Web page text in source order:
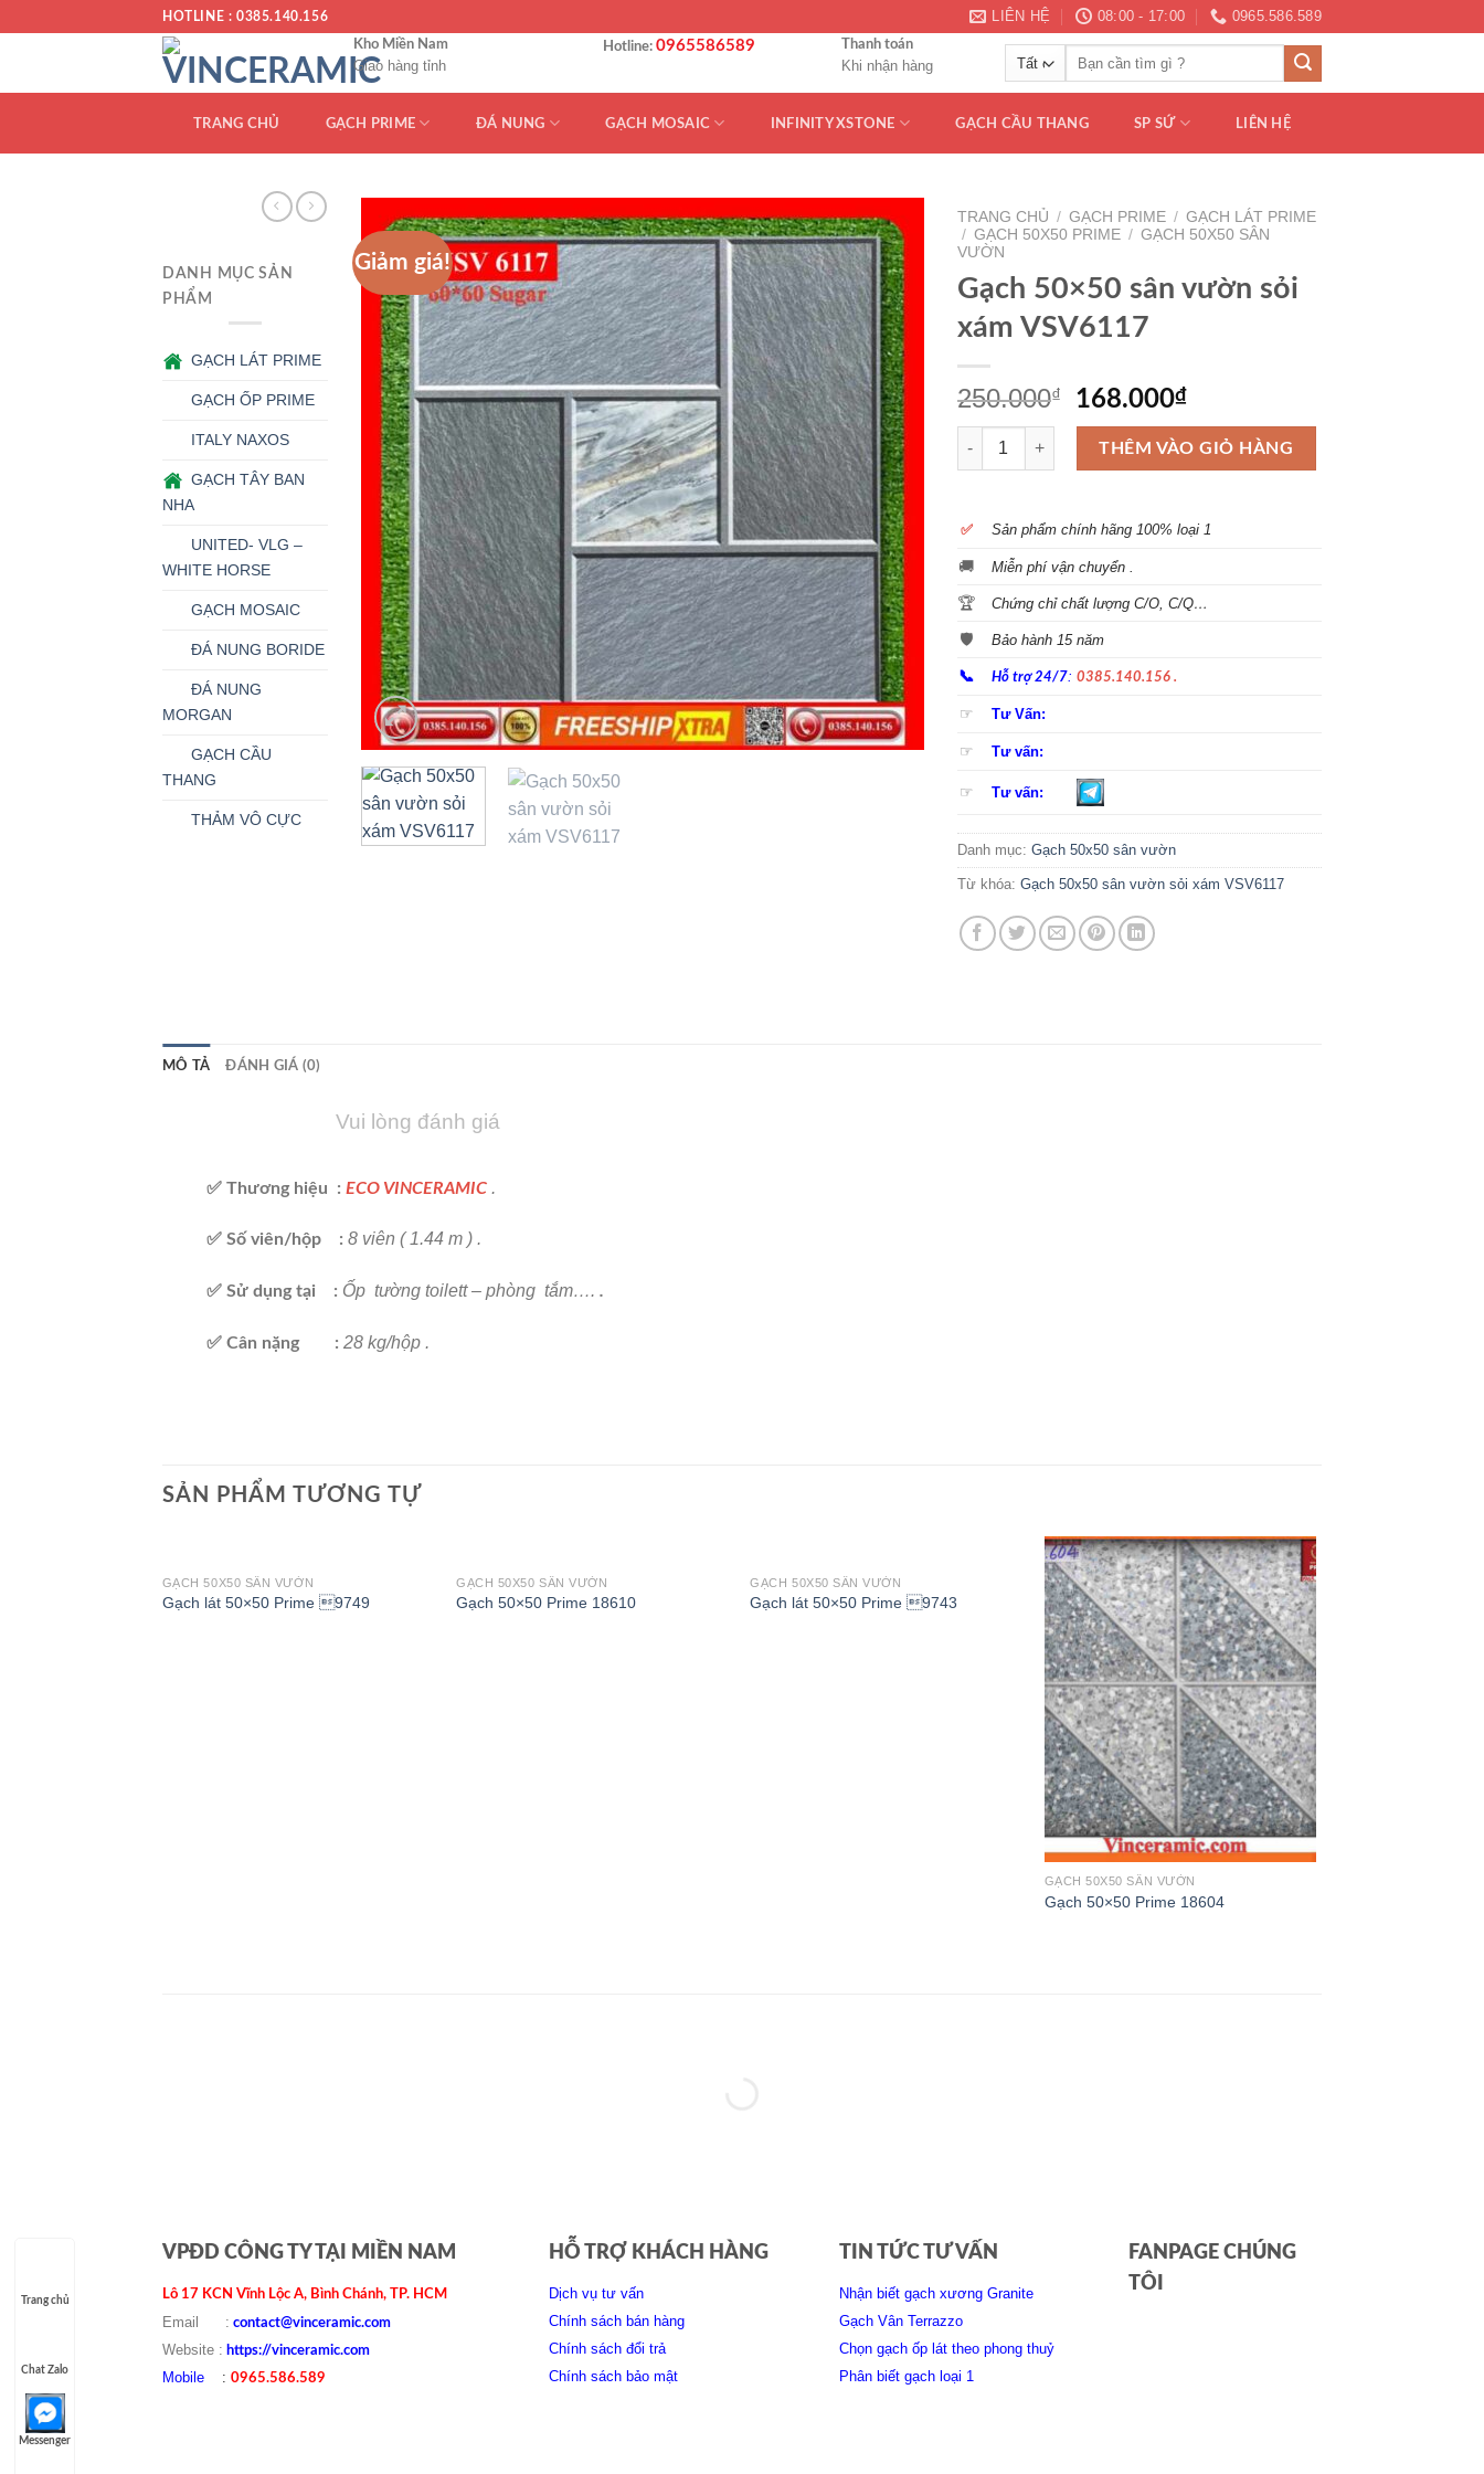
dung
HOTLINE : 0385.140.156 LIÊN HỆ 08:00 - 17:00 0965.586.589
Kho Miền Nam
Giao hàng tỉnh
Hotline: 0965586589 Thanh toán
Khi nhận hàng
kiếm:
TRANG CHỦ GẠCH PRIME ĐÁ NUNG GẠCH MOSAIC INFINITY XSTONE GẠCH CẦU THANG SP SỨ LIÊN HỆ
DANH MỤC SẢN
PHẨM
GẠCH LÁT PRIME
GẠCH ỐP PRIME
ITALY NAXOS
GẠCH TÂY BAN
NHA
UNITED- VLG –
WHITE HORSE
GẠCH MOSAIC
ĐÁ NUNG BORIDE
ĐÁ NUNG
MORGAN
GẠCH CẦU
THANG
THẢM VÔ CỰC
Giảm giá!
TRANG CHỦ / GẠCH PRIME / GẠCH LÁT PRIME
/ GẠCH 50X50 PRIME / GẠCH 50X50 SÂN
VƯỜN
Gạch 50×50 sân vườn sỏi
xám VSV6117
250.000₫ 168.000₫
Gạch 50x50 sân vườn sỏi xám VSV6117 số lượng
THÊM VÀO GIỎ HÀNG
✅ Sản phẩm chính hãng 100% loại 1
🚚 Miễn phí vận chuyển .
🏆 Chứng chỉ chất lượng C/O, C/Q…
🛡️ Bảo hành 15 năm
📞 Hỗ trợ 24/7:0385.140.156 .
☞ Tư Vấn:
☞ Tư vấn:
☞ Tư vấn:
Danh mục: Gạch 50x50 sân vườn
Từ khóa: Gạch 50x50 sân vườn sỏi xám VSV6117
MÔ TẢ ĐÁNH GIÁ (0)
Vui lòng đánh giá
✅ Thương hiệu : ECO VINCERAMIC .
✅ Số viên/hộp : 8 viên ( 1.44 m ) .
✅ Sử dụng tại : Ốp tường toilett – phòng tắm…. .
✅ Cân nặng : 28 kg/hộp .
SẢN PHẨM TƯƠNG TỰ
GẠCH 50X50 SÂN VƯỜN
Gạch lát 50×50 Prime 9749
GẠCH 50X50 SÂN VƯỜN
Gạch 50×50 Prime 18610
GẠCH 50X50 SÂN VƯỜN
Gạch lát 50×50 Prime 9743
GẠCH 50X50 SÂN VƯỜN
Gạch 50×50 Prime 18604
VPĐD CÔNG TY TẠI MIỀN NAM
Lô 17 KCN Vĩnh Lộc A, Bình Chánh, TP. HCM
Email : contact@vinceramic.com
Website : https://vinceramic.com
Mobile : 0965.586.589
HỖ TRỢ KHÁCH HÀNG
Dịch vụ tư vấn
Chính sách bán hàng
Chính sách đổi trả
Chính sách bảo mật
TIN TỨC TƯ VẤN
Nhận biết gạch xương Granite
Gạch Vân Terrazzo
Chọn gạch ốp lát theo phong thuỷ
Phân biết gạch loại 1
FANPAGE CHÚNG
TÔI
Trang chủ
Chat Zalo
Messenger